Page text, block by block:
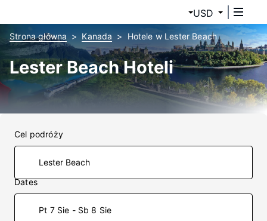
USD
Strona główna Kanada Hotele w Lester Beach
Lester Beach Hoteli
Cel podróży
Dates
Pt 7 Sie - Sb 8 Sie